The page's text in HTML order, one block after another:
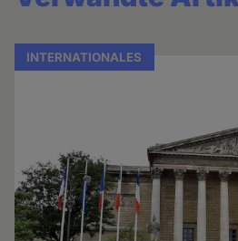
INTERNATIONALES